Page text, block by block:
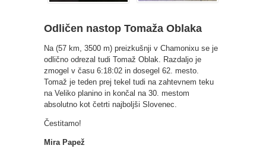
Odličen nastop Tomaža Oblaka
Na (57 km, 3500 m) preizkušnji v Chamonixu se je
odlično odrezal tudi Tomaž Oblak. Razdaljo je
zmogel v času 6:18:02 in dosegel 62. mesto.
Tomaž je teden prej tekel tudi na zahtevnem teku
na Veliko planino in končal na 30. mestom
absolutno kot četrti najboljši Slovenec.
Čestitamo!
Mira Papež